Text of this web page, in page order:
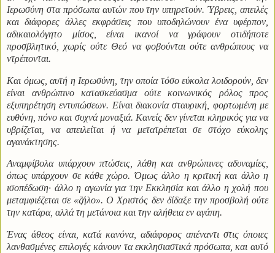
Ιερωσύνη στα πρόσωπα αυτών που την υπηρετούν. Ύβρεις, απειλές
και διάφορες άλλες εκφράσεις που υποδηλώνουν ένα υφέρπον,
αδικαιολόγητο μίσος, είναι ικανοί να γράφουν οτιδήποτε
προσβλητικό, χωρίς ούτε Θεό να φοβούνται ούτε ανθρώπους να
ντρέπονται.
Και όμως, αυτή η Ιερωσύνη, την οποία τόσο εύκολα λοιδορούν, δεν
είναι ανθρώπινο κατασκεύασμα ούτε κοινωνικός ρόλος προς
εξυπηρέτηση εντυπώσεων. Είναι διακονία σταυρική, φορτωμένη με
ευθύνη, πόνο και συχνά μοναξιά. Κανείς δεν γίνεται κληρικός για να
υβρίζεται, να απειλείται ή να μετατρέπεται σε στόχο εύκολης
αγανάκτησης.
Αναμφίβολα υπάρχουν πτώσεις, λάθη και ανθρώπινες αδυναμίες,
όπως υπάρχουν σε κάθε χώρο. Όμως άλλο η κριτική και άλλο η
ισοπέδωση· άλλο η αγωνία για την Εκκλησία και άλλο η χολή που
μεταμφιέζεται σε «ζήλο». Ο Χριστός δεν δίδαξε την προσβολή ούτε
την κατάρα, αλλά τη μετάνοια και την αλήθεια εν αγάπη.
Ένας άθεος είναι, κατά κανόνα, αδιάφορος απέναντι στις όποιες
λανθασμένες επιλογές κάνουν τα εκκλησιαστικά πρόσωπα, και αυτό